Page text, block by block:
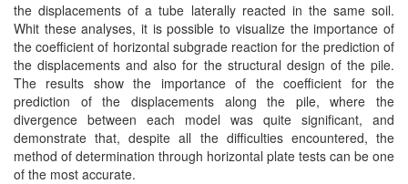
the displacements of a tube laterally reacted in the same soil.
Whit these analyses, it is possible to visualize the importance of
the coefficient of horizontal subgrade reaction for the prediction of
the displacements and also for the structural design of the pile.
The results show the importance of the coefficient for the
prediction of the displacements along the pile, where the
divergence between each model was quite significant, and
demonstrate that, despite all the difficulties encountered, the
method of determination through horizontal plate tests can be one
of the most accurate.